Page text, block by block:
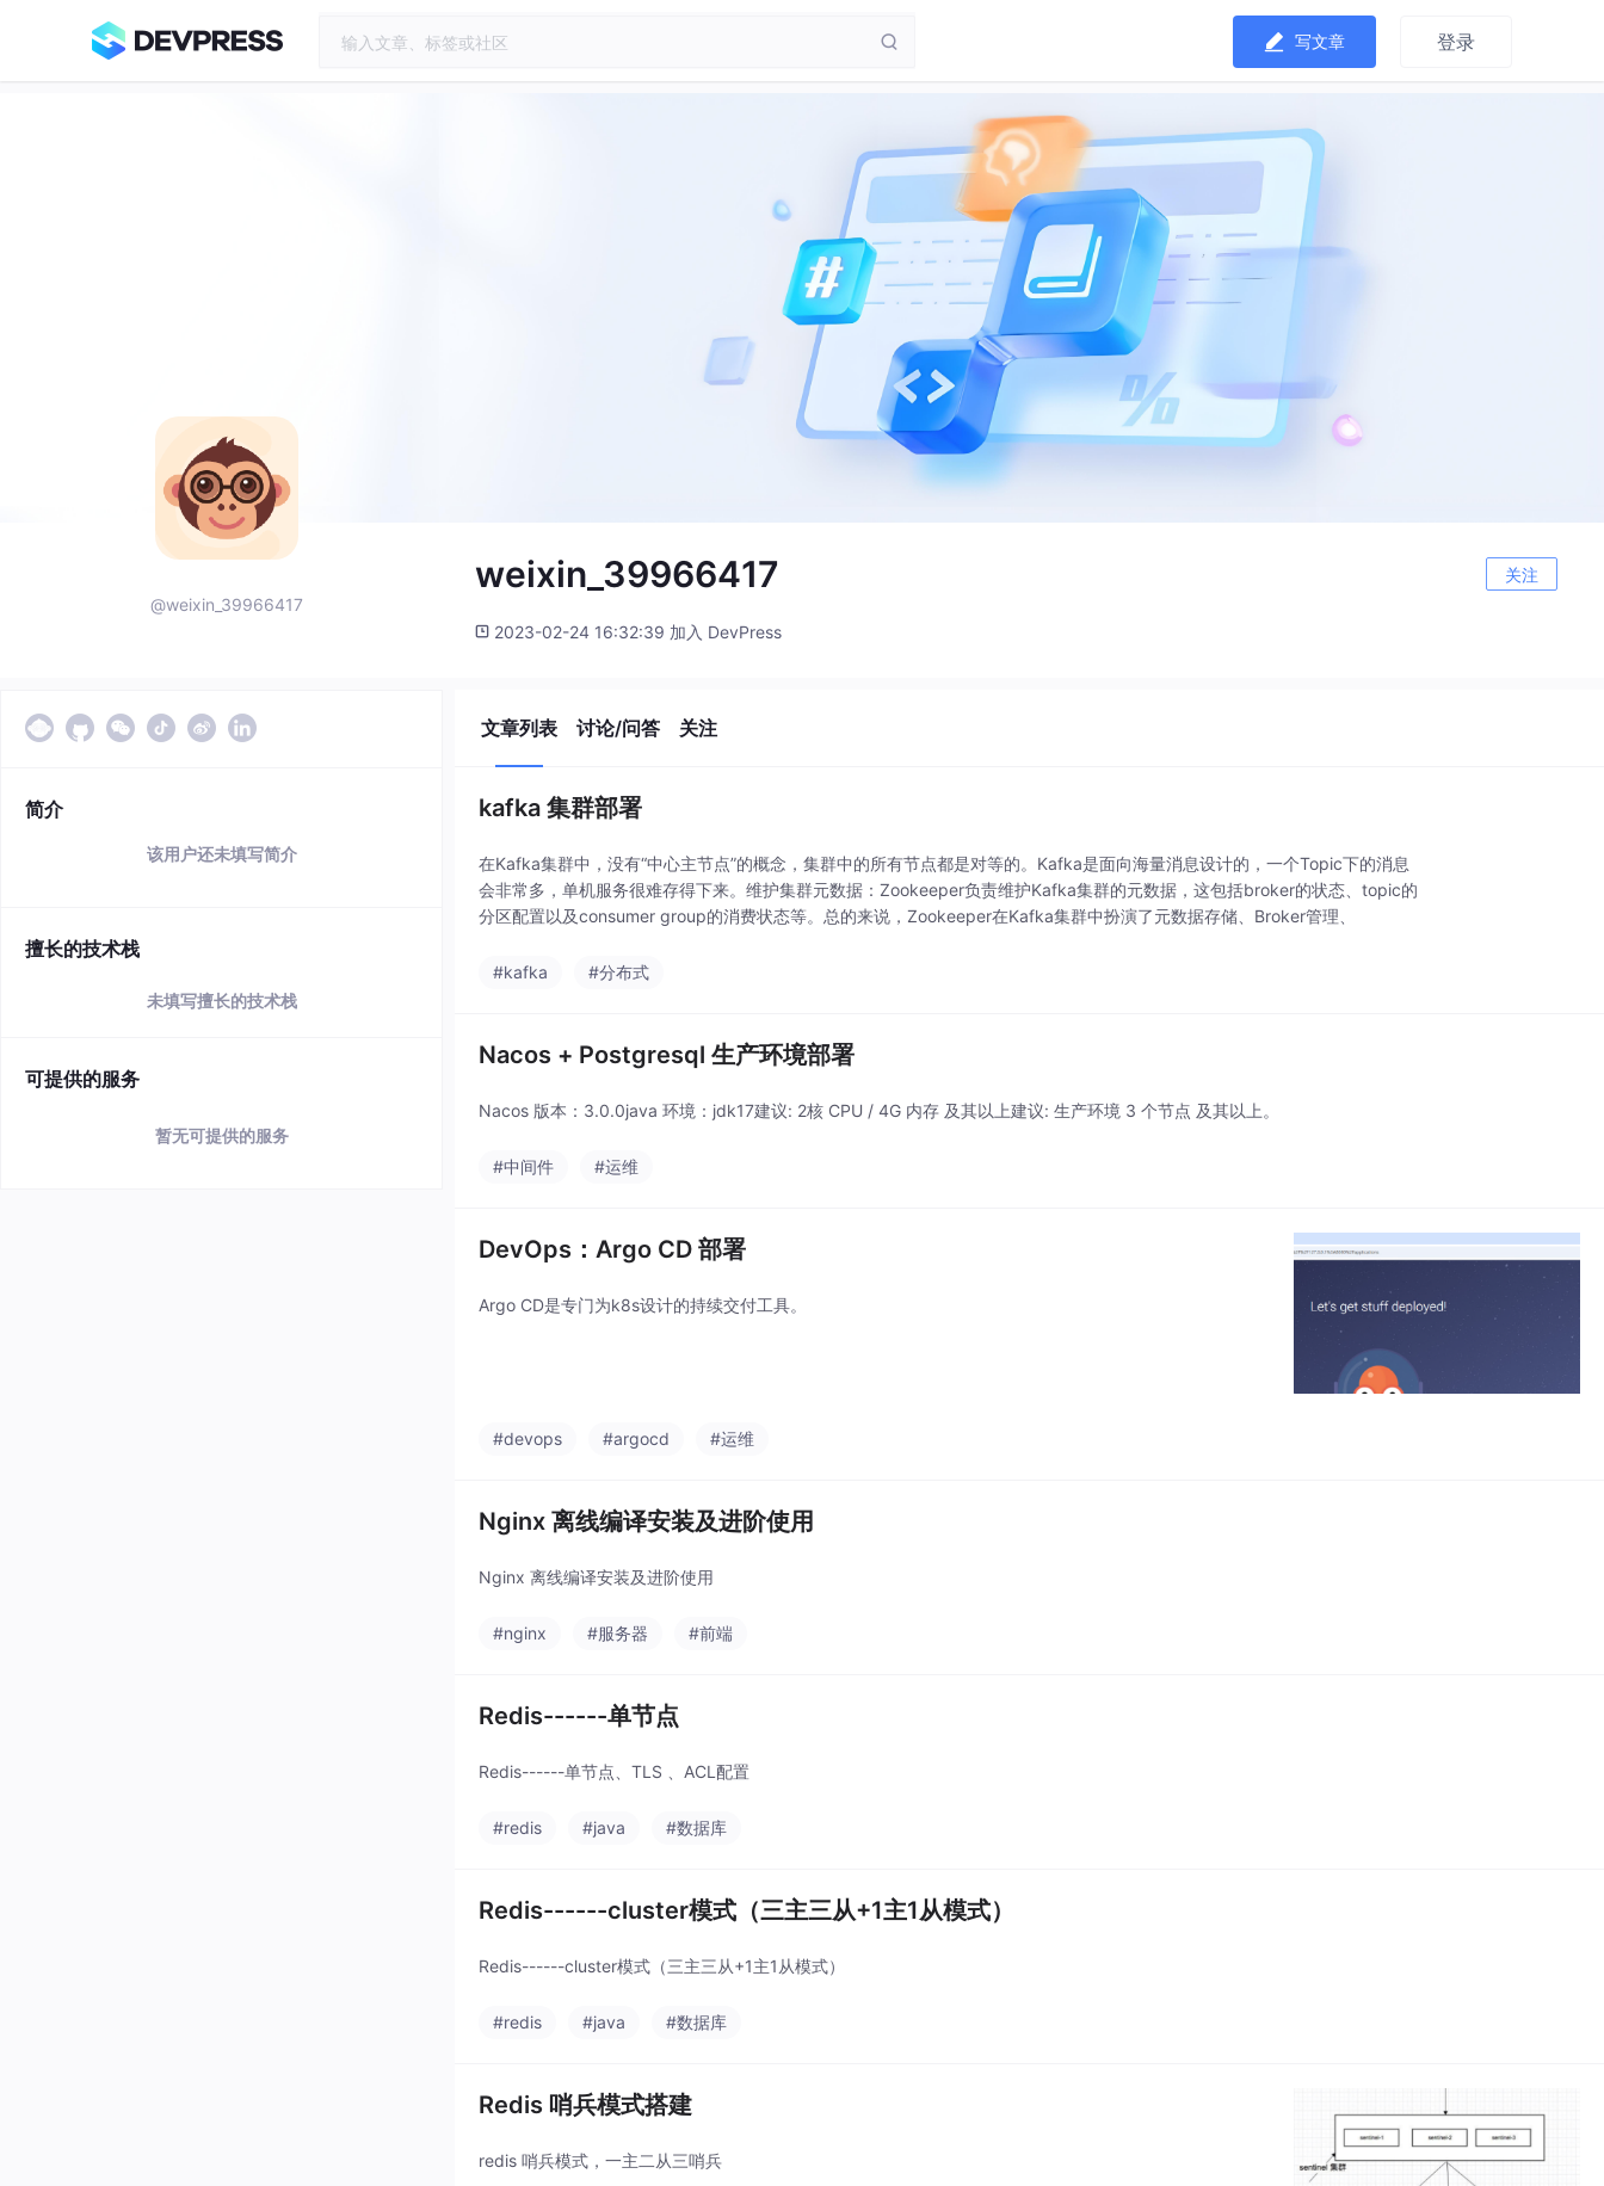
写文章 登录
@weixin_39966417
weixin_39966417 关注
2023-02-24 16:32:39 加入 DevPress
简介
该用户还未填写简介
擅长的技术栈
未填写擅长的技术栈
可提供的服务
暂无可提供的服务
文章列表 讨论/问答 关注
kafka 集群部署
在Kafka集群中，没有“中心主节点”的概念，集群中的所有节点都是对等的。Kafka是面向海量消息设计的，一个Topic下的消息
会非常多，单机服务很难存得下来。维护集群元数据：Zookeeper负责维护Kafka集群的元数据，这包括broker的状态、topic的
分区配置以及consumer group的消费状态等。总的来说，Zookeeper在Kafka集群中扮演了元数据存储、Broker管理、
#kafka #分布式
Nacos + Postgresql 生产环境部署
Nacos 版本：3.0.0java 环境：jdk17建议: 2核 CPU / 4G 内存 及其以上建议: 生产环境 3 个节点 及其以上。
#中间件 #运维
DevOps：Argo CD 部署
Argo CD是专门为k8s设计的持续交付工具。
#devops #argocd #运维
Nginx 离线编译安装及进阶使用
Nginx 离线编译安装及进阶使用
#nginx #服务器 #前端
Redis------单节点
Redis------单节点、TLS 、ACL配置
#redis #java #数据库
Redis------cluster模式（三主三从+1主1从模式）
Redis------cluster模式（三主三从+1主1从模式）
#redis #java #数据库
Redis 哨兵模式搭建
redis 哨兵模式，一主二从三哨兵